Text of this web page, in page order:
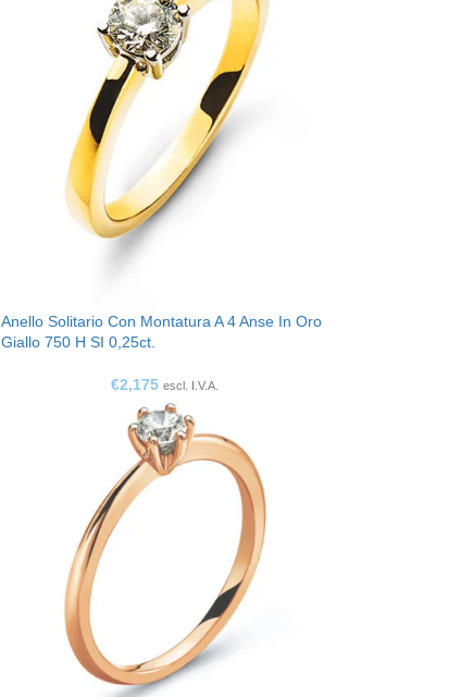
Anello Solitario Con Montatura A 4 Anse In Oro
Giallo 750 H SI 0,25ct.
€2,175 escl. I.V.A.